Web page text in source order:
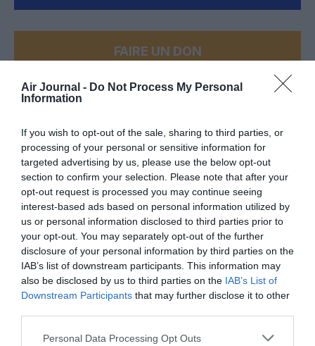
Air Journal - Do Not Process My Personal
Information
If you wish to opt-out of the sale, sharing to third parties, or
processing of your personal or sensitive information for
targeted advertising by us, please use the below opt-out
section to confirm your selection. Please note that after your
opt-out request is processed you may continue seeing
interest-based ads based on personal information utilized by
us or personal information disclosed to third parties prior to
your opt-out. You may separately opt-out of the further
disclosure of your personal information by third parties on the
IAB’s list of downstream participants. This information may
also be disclosed by us to third parties on the IAB’s List of
Downstream Participants that may further disclose it to other
Personal Data Processing Opt Outs
FAIRE UN DON
Appel aux lecteurs !
Soutenez Air Journal participez
NOUS SOUTENIR
DERNIERS COMMENTAIRES